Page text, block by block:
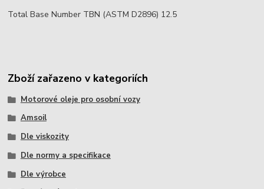
Total Base Number TBN (ASTM D2896) 12.5
Zboží zařazeno v kategoriích
Motorové oleje pro osobní vozy
Amsoil
Dle viskozity
Dle normy a specifikace
Dle výrobce